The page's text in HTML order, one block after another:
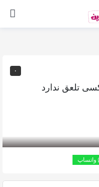
۰
تلعق ندارد
واتساپ